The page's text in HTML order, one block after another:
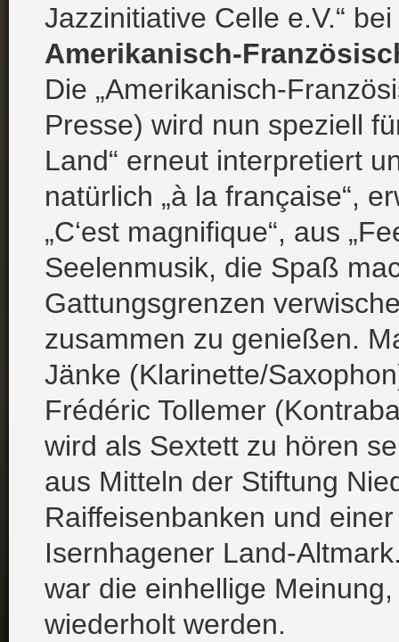
Jazzinitiative Celle e.V.“
Amerikanisch-
Die „Amerikanisch-
Presse) wird nun speziell
Land“ erneut interpretiert
natürlich „à la française“,
„C‘est magnifique“, aus
Seelenmusik, die Spaß
Gattungsgrenzen
zusammen zu genießen.
Jänke (Klarinette/
Frédéric Tollemer
wird als Sextett zu hören
aus Mitteln der Stiftung
Raiffeisenbanken und
Isernhagener Land-
war die einhellige
wiederholt werden.